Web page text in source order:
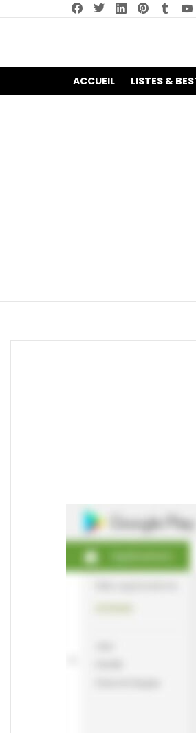
facebooktwitterlinkedin pinterest
ACCUEIL LISTES &